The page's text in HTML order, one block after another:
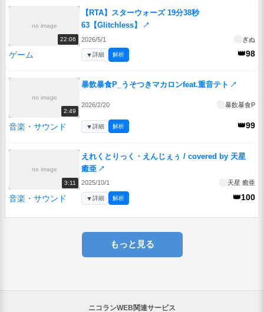
no image
22:06
【RTA】スターウォーズ 19分38秒
63【Glitchless】
↗
2026/5/1 ぎぬ
ゲーム 👑98
▼詳細 解析
no image
2:49
暴飲暴食P_うそつきマカロンfeat.重音テト ↗
2026/2/20 暴飲暴食P
音楽・サウンド 👑99
▼詳細 解析
no image
3:11
えれくとりっく・えんじぇぅ / covered by 天星
癒亜 ↗
2025/10/1 天星 癒亜
音楽・サウンド 👑100
▼詳細 解析
もっと見る
ニコランWEB関連サービス